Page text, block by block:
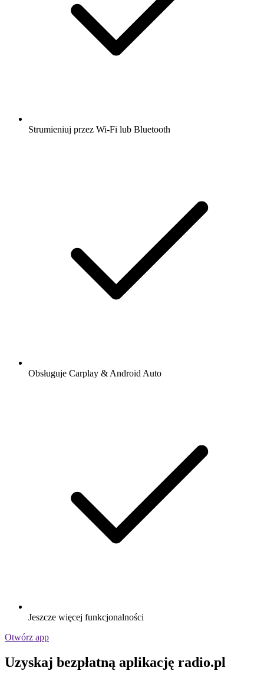
Strumieniuj przez Wi-Fi lub Bluetooth
Obsługuje Carplay & Android Auto
Jeszcze więcej funkcjonalności
Otwórz app
Uzyskaj bezpłatną aplikację radio.pl